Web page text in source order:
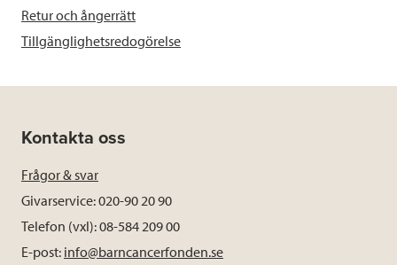
Retur och ångerrätt
Tillgänglighetsredogörelse
Kontakta oss
Frågor & svar
Givarservice: 020-90 20 90
Telefon (vxl): 08-584 209 00
E-post: info@barncancerfonden.se